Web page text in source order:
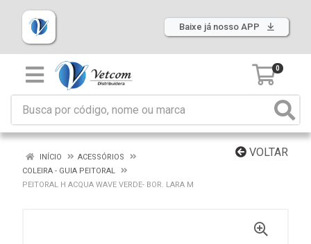
Baixe já nosso APP
0
VOLTAR
INÍCIO
ACESSÓRIOS
COLEIRA - GUIA PEITORAL
PEITORAL H ACQUA WAVE VERDE- BOR. LARA M